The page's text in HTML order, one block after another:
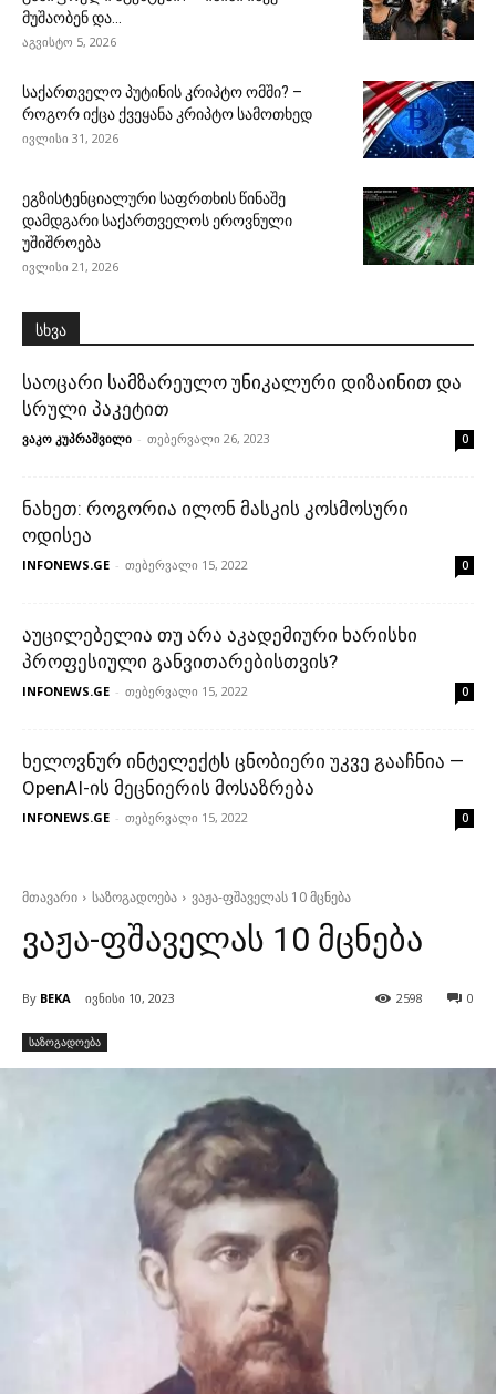
მუშაობენ და...
აგვისტო 5, 2026
საქართველო პუტინის კრიპტო ომში? –
როგორ იქცა ქვეყანა კრიპტო სამოთხედ
ივლისი 31, 2026
ეგზისტენციალური საფრთხის წინაშე
დამდგარი საქართველოს ეროვნული
უშიშროება
ივლისი 21, 2026
სხვა
საოცარი სამზარეულო უნიკალური დიზაინით და
სრული პაკეტით
ვაკო კუპრაშვილი - თებერვალი 26, 2023 0
ნახეთ: როგორია ილონ მასკის კოსმოსური
ოდისეა
INFONEWS.GE - თებერვალი 15, 2022 0
აუცილებელია თუ არა აკადემიური ხარისხი
პროფესიული განვითარებისთვის?
INFONEWS.GE - თებერვალი 15, 2022 0
ხელოვნურ ინტელექტს ცნობიერი უკვე გააჩნია —
OpenAI-ის მეცნიერის მოსაზრება
INFONEWS.GE - თებერვალი 15, 2022 0